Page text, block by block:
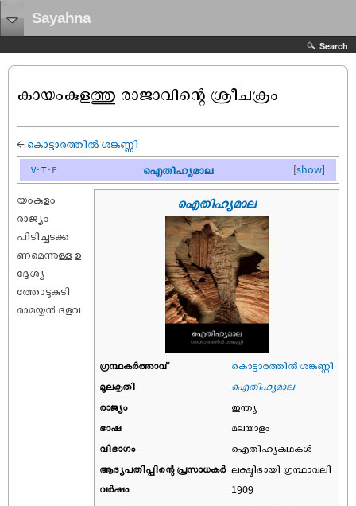
Sayahna
Search
കായംകുളത്തു രാജാവിന്റെ ശ്രീചക്രം
← കൊട്ടാരത്തിൽ ശങ്കുണ്ണി
[show]
v t e ഐതിഹ്യമാല
ഐതിഹ്യമാല
ഗ്രന്ഥകർത്താവ്
കൊട്ടാരത്തിൽ ശങ്കുണ്ണി
മൂലകൃതി
ഐതിഹ്യമാല
രാജ്യം
ഇന്ത്യ
ഭാഷ
മലയാളം
വിഭാഗം
ഐതിഹ്യകഥകൾ
ആദ്യപതിപ്പിന്റെ പ്രസാധകര്‍ ലക്ഷ്മിഭായി ഗ്രന്ഥാവലി
വര്‍ഷം
1909
യംകുളം
രാജ്യം
പിടിച്ചടക്ക
ണമെന്നുള്ള ഉ
ദ്ദേശ്യ
ത്തോടുകുടി
രാമയ്യൻ ദളവ